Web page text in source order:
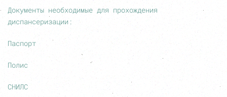
Документы необходимые для прохождения
диспансеризации:
Паспорт
Полис
СНИЛС